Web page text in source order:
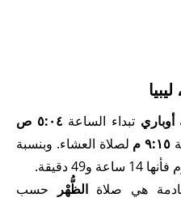
أوباري تبداء الساعة ٥:٠٤ ص
٩:١٥ م
لصلاة العشاء. وبنسبة
دقيقة.
هي صلاةالظُّهْر
حسب